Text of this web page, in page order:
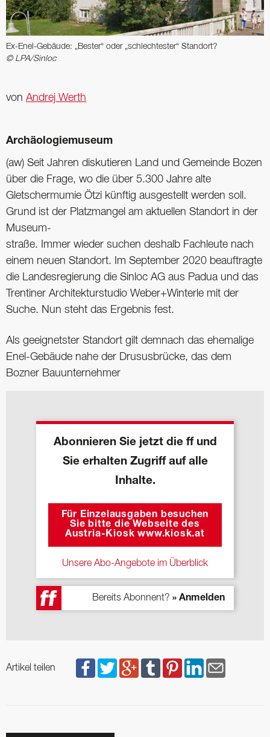
Ex-Enel-Gebäude: „Bester“ oder „schlechtester“ Standort?
© LPA/Sinloc
von Andrej Werth
Archäologiemuseum
(aw) Seit Jahren diskutieren Land und Gemeinde Bozen
über die Frage, wo die über 5.300 Jahre alte
Gletschermumie Ötzi künftig ausgestellt werden soll.
Grund ist der Platzmangel am aktuellen Standort in der
Museum-
straße. Immer wieder suchen deshalb Fachleute nach
einem neuen Standort. Im September 2020 beauftragte
die Landesregierung die Sinloc AG aus Padua und das
Trentiner Architekturstudio Weber+Winterle mit der
Suche. Nun steht das Ergebnis fest.
Als geeignetster Standort gilt demnach das ehemalige
Enel-Gebäude nahe der Drususbrücke, das dem
Bozner Bauunternehmer
Abonnieren Sie jetzt die ff und
Sie erhalten Zugriff auf alle
Inhalte.
Für Einzelausgaben besuchen
Sie bitte die Webseite des
Austria-Kiosk www.kiosk.at
Unsere Abo-Angebote im Überblick
Bereits Abonnent? » Anmelden
Artikel teilen